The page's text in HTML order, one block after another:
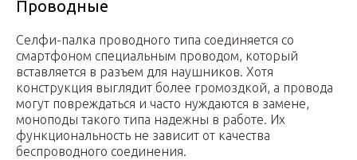
Проводные
Селфи-палка проводного типа соединяется со
смартфоном специальным проводом, который
вставляется в разъем для наушников. Хотя
конструкция выглядит более громоздкой, а провода
могут повреждаться и часто нуждаются в замене,
моноподы такого типа надежны в работе. Их
функциональность не зависит от качества
беспроводного соединения.